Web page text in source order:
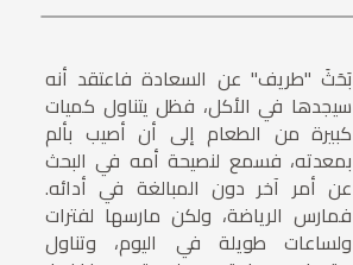
بَحَثَ "طريف" عن السعادة فاعتقد أنه
سيجدها في الأكل، فظل يتناول كميات
كبيرة من الطعام إلى أن أصيب بألم
بمعدته، فسمع لنصيحة أمه في البحث
عن أمر آخر دون المبالغة في أدائه.
فمارس الرياضة، ولكن مارسها لفترات
ولساعات طويلة في اليوم، وتناول